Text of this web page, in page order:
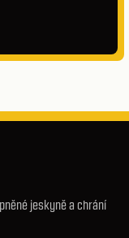
jeskyně a chrání